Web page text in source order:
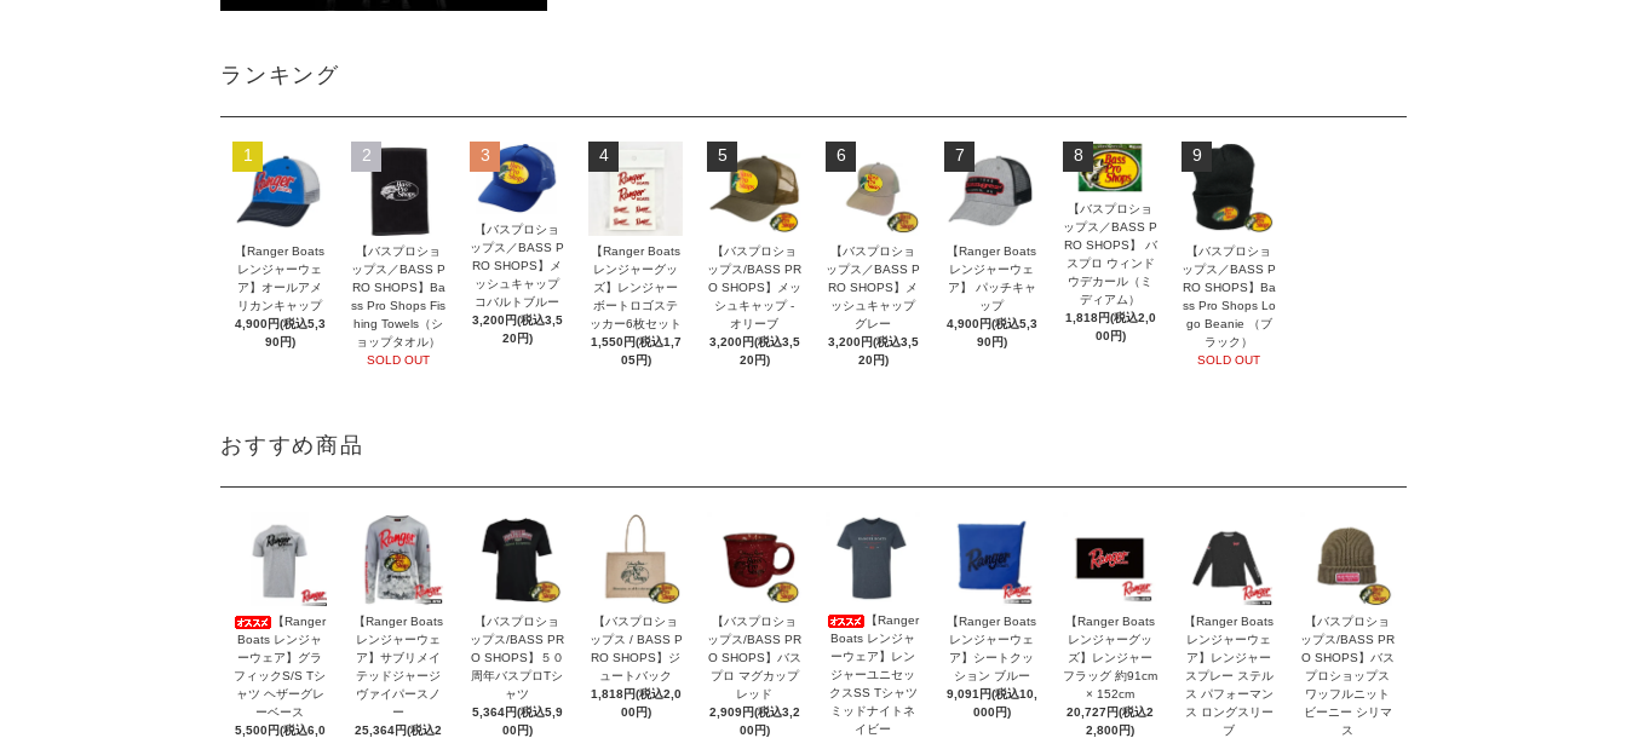
ランキング
1
【Ranger Boats
レンジャーウェ
ア】オールアメ
リカンキャップ
4,900円(税込5,3
90円)
2
【バスプロショ
ップス／BASS P
RO SHOPS】Ba
ss Pro Shops Fis
hing Towels（シ
ョップタオル）
SOLD OUT
3
【バスプロショ
ップス／BASS P
RO SHOPS】メ
ッシュキャップ
コバルトブルー
3,200円(税込3,5
20円)
4
【Ranger Boats
レンジャーグッ
ズ】レンジャー
ボートロゴステ
ッカー6枚セット
1,550円(税込1,7
05円)
5
【バスプロショ
ップス/BASS PR
O SHOPS】メッ
シュキャップ -
オリーブ
3,200円(税込3,5
20円)
6
【バスプロショ
ップス／BASS P
RO SHOPS】メ
ッシュキャップ
グレー
3,200円(税込3,5
20円)
7
【Ranger Boats
レンジャーウェ
ア】 パッチキャ
ップ
4,900円(税込5,3
90円)
8
【バスプロショ
ップス／BASS P
RO SHOPS】 バ
スプロ ウィンド
ウデカール（ミ
ディアム）
1,818円(税込2,0
00円)
9
【バスプロショ
ップス／BASS P
RO SHOPS】Ba
ss Pro Shops Lo
go Beanie （ブ
ラック）
SOLD OUT
おすすめ商品
【Ranger
Boats レンジャ
ーウェア】グラ
フィックS/S Tシ
ャツ ヘザーグレ
ーベース
5,500円(税込6,0
【Ranger Boats
レンジャーウェ
ア】サブリメイ
テッドジャージ
ヴァイパースノ
ー
25,364円(税込2
【バスプロショ
ップス/BASS PR
O SHOPS】５０
周年バスプロTシ
ャツ
5,364円(税込5,9
00円)
【バスプロショ
ップス / BASS P
RO SHOPS】ジ
ュートバック
1,818円(税込2,0
00円)
【バスプロショ
ップス/BASS PR
O SHOPS】バス
プロ マグカップ
レッド
2,909円(税込3,2
00円)
【Ranger
Boats レンジャ
ーウェア】レン
ジャーユニセッ
クスSS Tシャツ
ミッドナイトネ
イビー
【Ranger Boats
レンジャーウェ
ア】シートクッ
ション ブルー
9,091円(税込10,
000円)
【Ranger Boats
レンジャーグッ
ズ】レンジャー
フラッグ 約91cm
× 152cm
20,727円(税込2
2,800円)
【Ranger Boats
レンジャーウェ
ア】レンジャー
スプレー ステル
ス パフォーマン
ス ロングスリー
ブ
【バスプロショ
ップス/BASS PR
O SHOPS】バス
プロショップス
ワッフルニット
ビーニー シリマ
ス